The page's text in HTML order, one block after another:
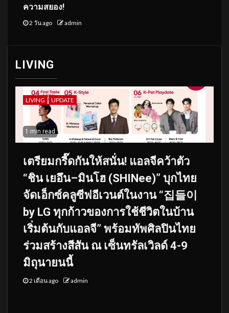
ความสยอง!
2 วัน ago admin
LIVING
LIVING UPDATE
1 min read
เตรียมกรี๊ดกันให้สนั่น! แอลจีคว้าตัว
“ชิน เยอึน–มินโฮ (SHINee)” บุกไทย
จัดเอ็กซ์คลูซีฟอีเวนต์ในงาน “집들이
by LG ทุกก้าวของการใช้ชีวิตในบ้าน
เริ่มต้นกับแอลจี” พร้อมทัพศิลปินไทย
ร่วมสร้างสีสัน ณ เซ็นทรัลเวิลด์ 4-9
มิถุนายนนี้
2 เดือน ago admin